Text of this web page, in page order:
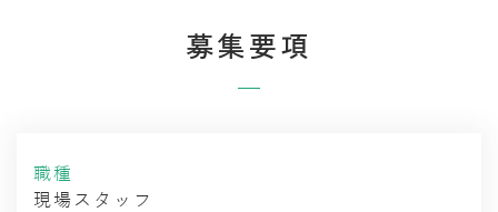
募集要項
職種
現場スタッフ